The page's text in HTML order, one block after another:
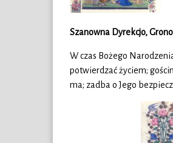
Szanowna Dyrekcjo,
W czas Bożego
potwierdzać życiem;
ma; zadba o Jego